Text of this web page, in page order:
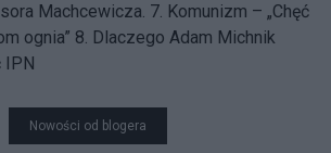
Machcewicza. 7. Komunizm – „Chęć
ognia” 8. Dlaczego Adam Michnik
IPN
Nowości od blogera